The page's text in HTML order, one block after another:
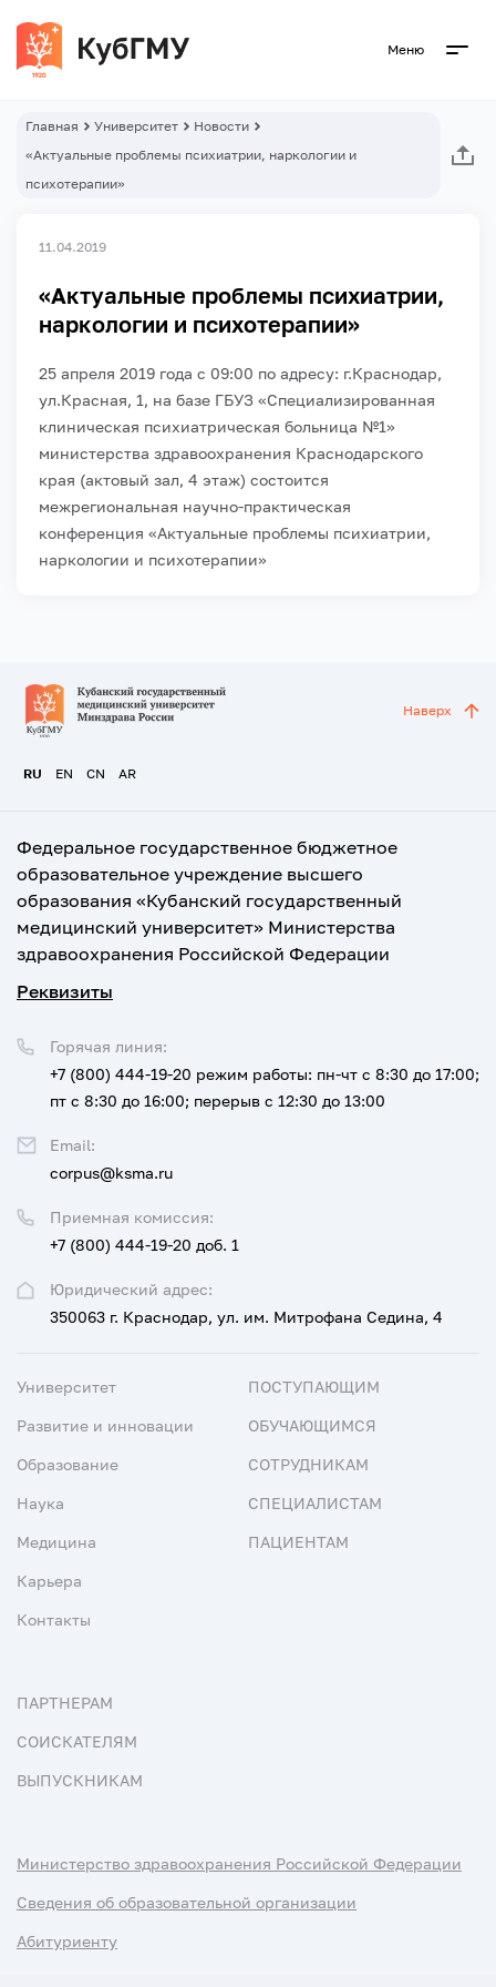
Меню
Главная Университет
Новости
«Актуальные проблемы психиатрии, наркологии и
психотерапии»
11.04.2019
«Актуальные проблемы психиатрии,
наркологии и психотерапии»
25 апреля 2019 года с 09:00 по адресу: г.Краснодар,
ул.Красная, 1, на базе ГБУЗ «Специализированная
клиническая психиатрическая больница №1»
министерства здравоохранения Краснодарского
края (актовый зал, 4 этаж) состоится
межрегиональная научно-практическая
конференция «Актуальные проблемы психиатрии,
наркологии и психотерапии»
RU EN CN AR
Наверх
Федеральное государственное бюджетное
образовательное учреждение высшего
образования «Кубанский государственный
медицинский университет» Министерства
здравоохранения Российской Федерации
Реквизиты
Юридический адрес:
350063 г. Краснодар, ул. им. Митрофана Седина, 4
Приемная комиссия:
+7 (800) 444-19-20 доб. 1
Горячая линия:
+7 (800) 444-19-20 режим работы: пн-чт с 8:30 до 17:00;
пт с 8:30 до 16:00; перерыв с 12:30 до 13:00
Email:
corpus@ksma.ru
Университет
Развитие и инновации
Образование
Наука
Медицина
Карьера
Контакты
ПОСТУПАЮЩИМ
ОБУЧАЮЩИМСЯ
СОТРУДНИКАМ
СПЕЦИАЛИСТАМ
ПАЦИЕНТАМ
ПАРТНЕРАМ
СОИСКАТЕЛЯМ
ВЫПУСКНИКАМ
Министерство здравоохранения Российской Федерации
Сведения об образовательной организации
Абитуриенту